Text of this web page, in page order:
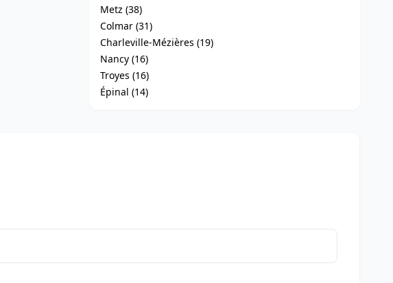
Metz (38)
Colmar (31)
Charleville-Mézières (19)
Nancy (16)
Troyes (16)
Épinal (14)